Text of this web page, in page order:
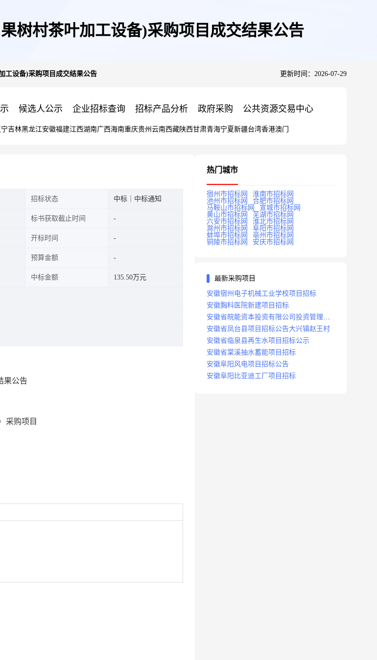
树村茶叶加工设备)采购项目成交结果公告
工设备)采购项目成交结果公告 更新时间：2026-07-29
候选人公示 企业招标查询 招标产品分析 政府采购 公共资源交易中心
吉林黑龙江安徽福建江西湖南广西海南重庆贵州 云南西藏陕西甘肃青海宁夏新疆台湾香港澳门
招标状态 中标｜中标通知
标书获取截止时间
开标时间
预算金额
中标金额 135.50万元
果公告
采购项目
热门城市
宿州市招标网
淮南市招标网
池州市招标网
合肥市招标网
马鞍山市招标网
宣城市招标网
黄山市招标网
芜湖市招标网
六安市招标网
淮北市招标网
滁州市招标网
阜阳市招标网
蚌埠市招标网
亳州市招标网
铜陵市招标网
安庆市招标网
最新采购项目
安徽宿州电子机械工业学校项目招标
安徽胸科医院新建项目招标
安徽省皖能资本投资有限公司投资管理系
统建设项目招标
安徽省凤台县项目招标公告大兴镇赵王村
安徽省临泉县再生水项目招标公示
安徽省棠溪抽水蓄能项目招标
安徽阜阳风电项目招标公告
安徽阜阳比亚迪工厂项目招标